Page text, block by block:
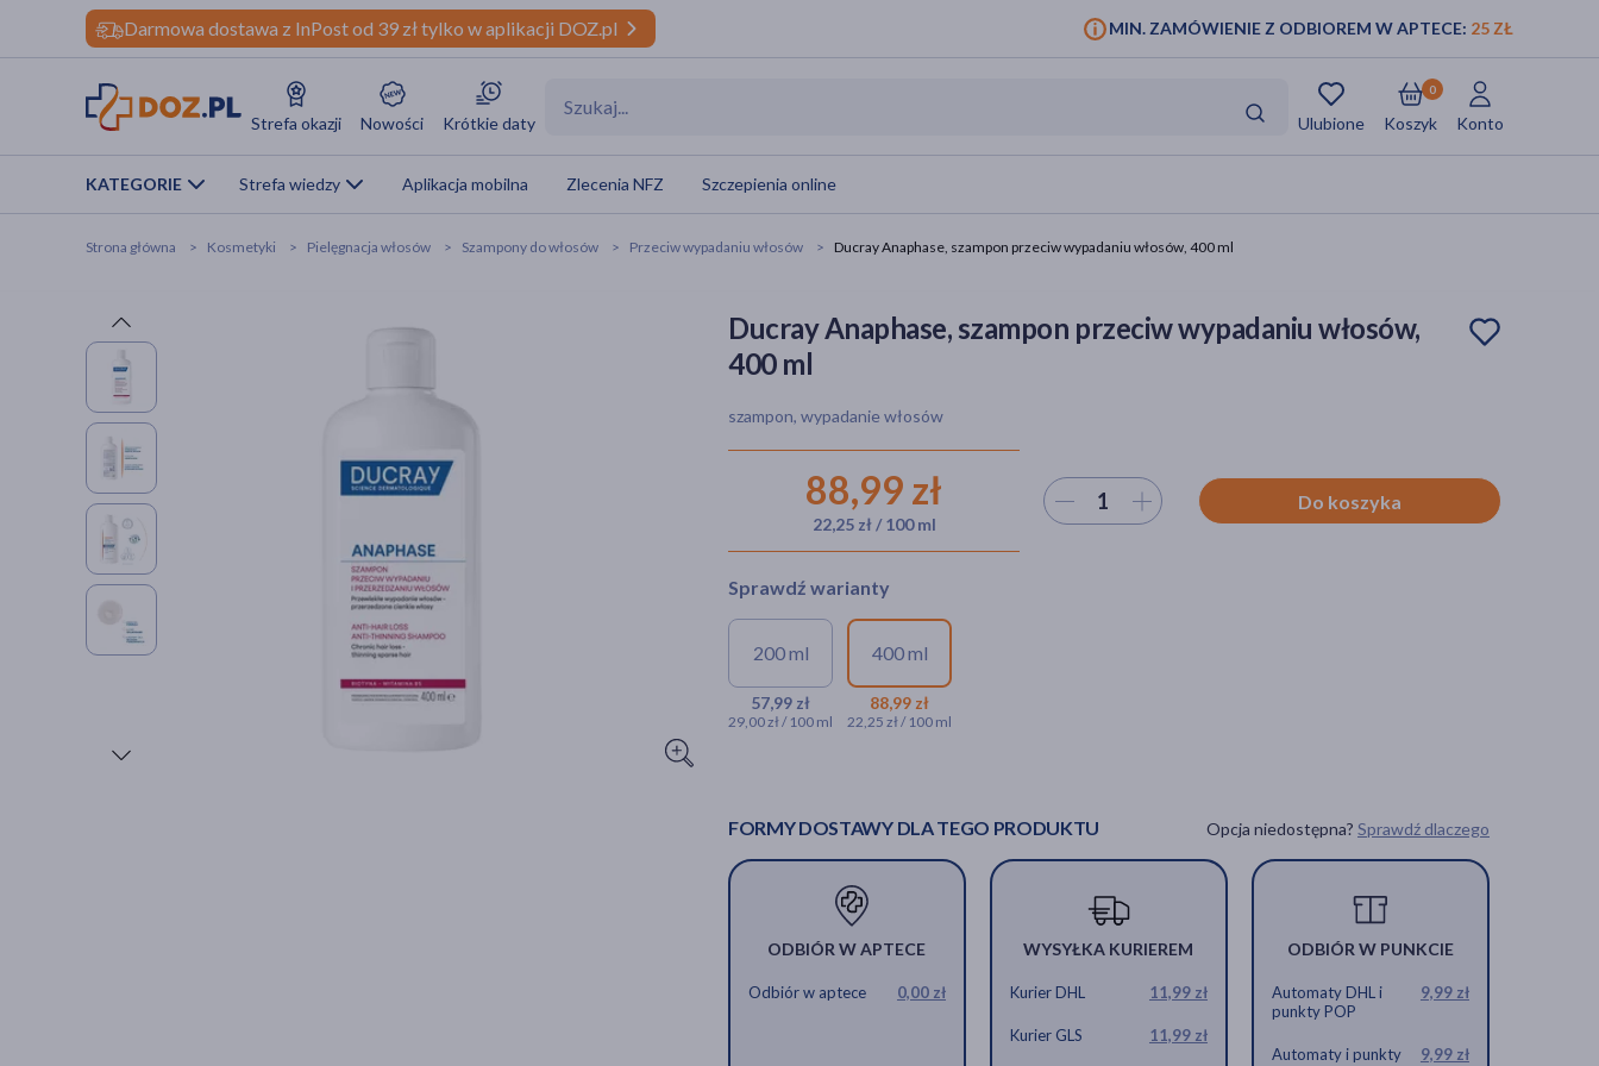
Darmowa dostawa z InPost od 39 zł tylko w aplikacji DOZ.pl MIN. ZAMÓWIENIE Z ODBIOREM W APTECE: 25 ZŁ
Strefa okazji Nowości Krótkie daty Ulubione Koszyk
0
Konto
KATEGORIE Strefa wiedzy Aplikacja mobilna Zlecenia NFZ Szczepienia online
Strona główna Kosmetyki Pielęgnacja włosów Szampony do włosów Przeciw wypadaniu włosów Ducray Anaphase, szampon przeciw wypadaniu włosów, 400 ml
Ducray Anaphase, szampon przeciw wypadaniu włosów,
400 ml
szampon, wypadanie włosów
88,99 zł
22,25 zł / 100 ml
Wybierz ilość Do koszyka
Sprawdź warianty
200 ml
57,99 zł
29,00 zł / 100 ml
400 ml
88,99 zł
22,25 zł / 100 ml
FORMY DOSTAWY DLA TEGO PRODUKTU Opcja niedostępna? Sprawdź dlaczego
ODBIÓR W APTECE
Odbiór w aptece 0,00 zł
WYSYŁKA KURIEREM
Kurier DHL 11,99 zł
Kurier GLS 11,99 zł
ODBIÓR W PUNKCIE
Automaty DHL i
punkty POP
9,99 zł
Automaty i punkty
9,99 zł